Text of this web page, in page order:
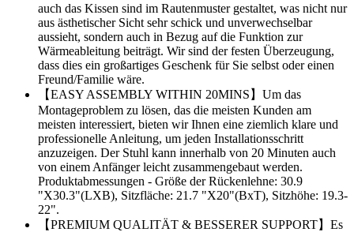
auch das Kissen sind im Rautenmuster gestaltet, was nicht nur
aus ästhetischer Sicht sehr schick und unverwechselbar
aussieht, sondern auch in Bezug auf die Funktion zur
Wärmeableitung beiträgt. Wir sind der festen Überzeugung,
dass dies ein großartiges Geschenk für Sie selbst oder einen
Freund/Familie wäre.
【EASY ASSEMBLY WITHIN 20MINS】Um das
Montageproblem zu lösen, das die meisten Kunden am
meisten interessiert, bieten wir Ihnen eine ziemlich klare und
professionelle Anleitung, um jeden Installationsschritt
anzuzeigen. Der Stuhl kann innerhalb von 20 Minuten auch
von einem Anfänger leicht zusammengebaut werden.
Produktabmessungen - Größe der Rückenlehne: 30.9
"X30.3"(LXB), Sitzfläche: 21.7 "X20"(BxT), Sitzhöhe: 19.3-
22".
【PREMIUM QUALITÄT & BESSERER SUPPORT】Es